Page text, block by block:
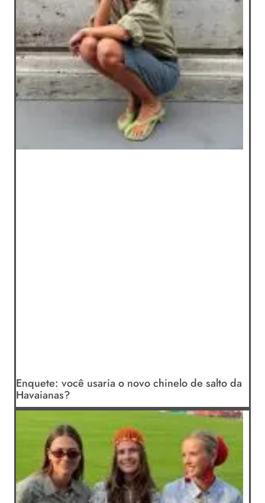
Enquete: você usaria o novo chinelo de salto da
Havaianas?